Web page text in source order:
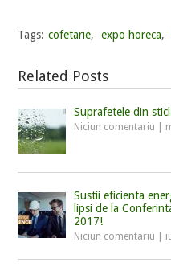
Tags: cofetarie, expo horeca,
Related Posts
Suprafetele din
Niciun comentariu
Sustii eficienta
lipsi de la
2017!
Niciun comentariu